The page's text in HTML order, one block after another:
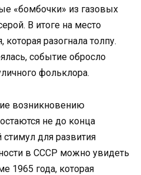
«бомбочки» из газовых
В итоге на место
разогнала толпу.
событие обросло
фольклора.
возникновению
не до конца
для развития
в СССР можно увидеть
1965 года, которая